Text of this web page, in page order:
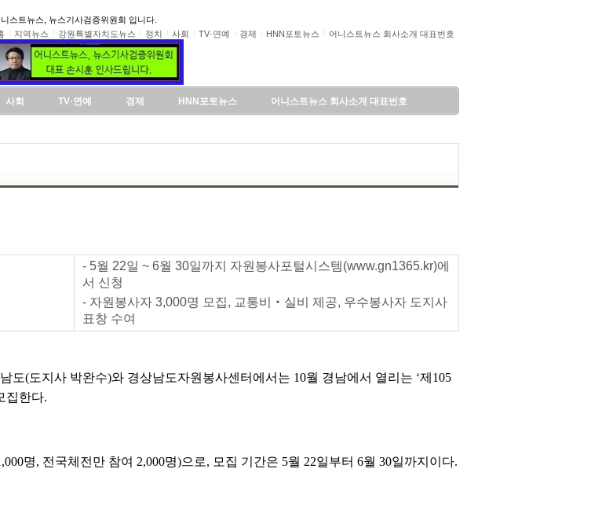
니스트뉴스, 뉴스기사검증위원회 입니다.
지역뉴스 강원특별자치도뉴스 정치 사회 TV·연예 경제 HNN포토뉴스 어니스트뉴스 회사소개 대표번호
사회 TV·연예 경제 HNN포토뉴스 어니스트뉴스 회사소개 대표번호
- 5월 22일 ~ 6월 30일까지 자원봉사포털시스템(www.gn1365.kr)에
서 신청
- 자원봉사자 3,000명 모집, 교통비‧실비 제공, 우수봉사자 도지사
표창 수여
도(도지사 박완수)와 경상남도자원봉사센터에서는 10월 경남에서 열리는 ‘제105
집한다.
명, 전국체전만 참여 2,000명)으로, 모집 기간은 5월 22일부터 6월 30일까지이다.